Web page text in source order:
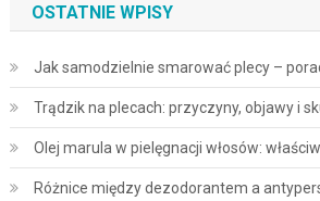
OSTATNIE WPISY
Jak samodzielnie smarować plecy –
Trądzik na plecach: przyczyny, objawy i
Olej marula w pielęgnacji włosów:
Różnice między dezodorantem a